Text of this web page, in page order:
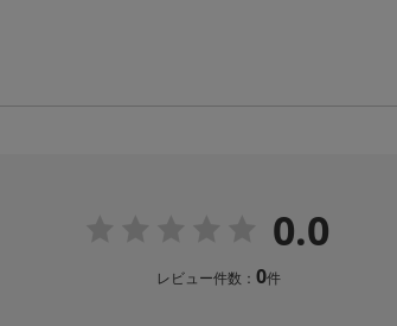
0.0
レビュー件数： 0件